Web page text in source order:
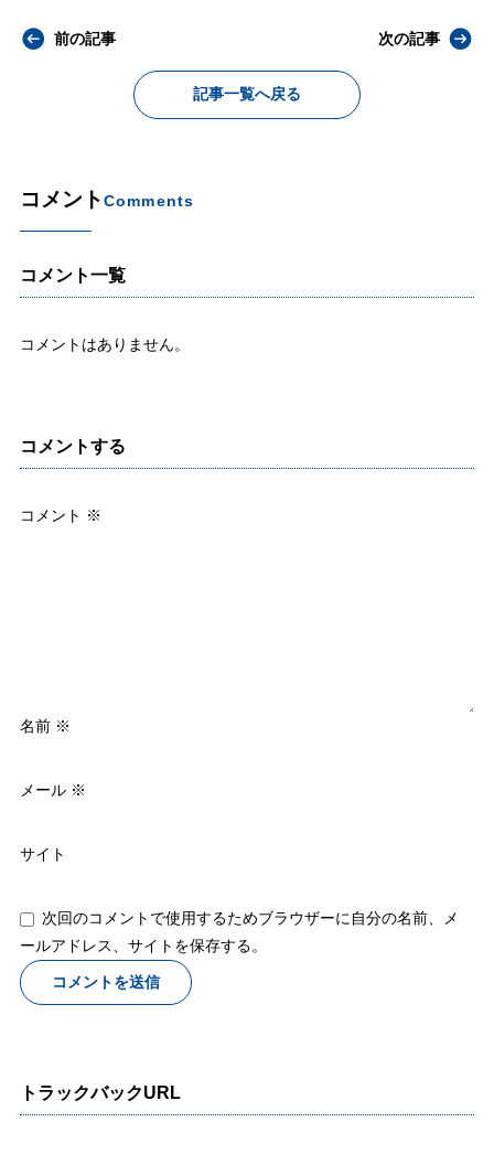
前の記事
記事一覧へ戻る
次の記事
コメントComments
コメント一覧
コメントはありません。
コメントする
コメント ※
名前 ※
メール ※
サイト
次回のコメントで使用するためブラウザーに自分の名前、メ
ールアドレス、サイトを保存する。
トラックバックURL